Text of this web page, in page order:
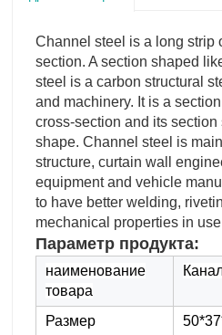
Channel steel is a long strip
section. A section shaped
steel is a carbon structural
and machinery. It is a
cross-section and its
shape. Channel steel is
structure, curtain wall
equipment and vehicle
to have better welding,
mechanical properties in
Параметр продукта:
наименование
товара
Размер